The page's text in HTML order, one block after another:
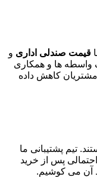
قیمت صندلی اداری و
واسطه ها و همکاری
مشتریان کاهش داده
تیم پشتیبانی ما
پس از خرید
آن می کوشیم.